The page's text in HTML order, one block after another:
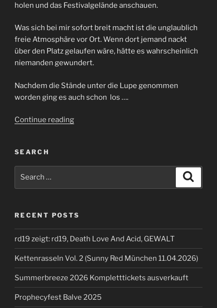
holen und das Festivalgelände anschauen.
Was sich bei mir sofort breit macht ist die unglaublich
freie Atmosphäre vor Ort. Wenn dort jemand nackt
über den Platz gelaufen wäre, hätte es wahrscheinlich
niemanden gewundert.
Nachdem die Stände unter die Lupe genommen
worden ging es auch schon los ….
Continue reading“Voidfest
SEARCH
RECENT POSTS
rd19 zeigt: rd19, Death Love And Acid, GEWALT
Kettenrasseln Vol. 2 (Sunny Red München 11.04.2026)
Summerbreeze 2026 Kompletttickets ausverkauft
Prophecyfest Balve 2025